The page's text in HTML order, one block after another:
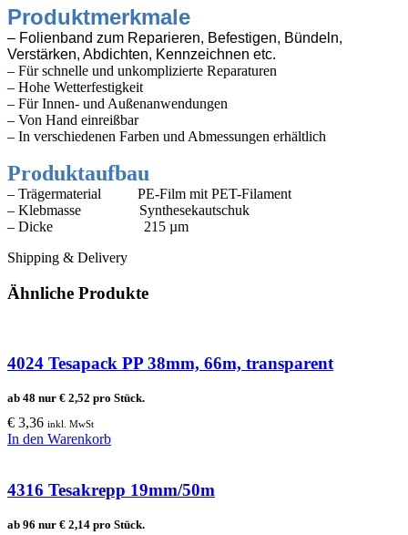
Produktmerkmale
– Folienband zum Reparieren, Befestigen, Bündeln,
Verstärken, Abdichten, Kennzeichnen etc.
– Für schnelle und unkomplizierte Reparaturen
– Hohe Wetterfestigkeit
– Für Innen- und Außenanwendungen
– Von Hand einreißbar
– In verschiedenen Farben und Abmessungen erhältlich
Produktaufbau
– Trägermaterial
PE-Film mit PET-Filament
– Klebmasse
Synthesekautschuk
– Dicke
215 µm
Shipping & Delivery
Ähnliche Produkte
4024 Tesapack PP 38mm, 66m, transparent
ab 48 nur € 2,52 pro Stück.
€ 3,36 inkl. MwSt
In den Warenkorb
4316 Tesakrepp 19mm/50m
ab 96 nur € 2,14 pro Stück.